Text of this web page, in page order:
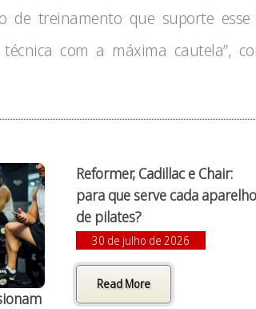
de treinamento que suporte
com a máxima cautela”,
Reformer, Cadillac e Chair:
para que serve cada aparelho
de pilates?
30 de julho de 2026
Read More